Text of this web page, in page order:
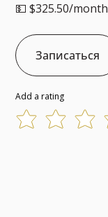
💵 $325.50/month
Записаться
Add a rating